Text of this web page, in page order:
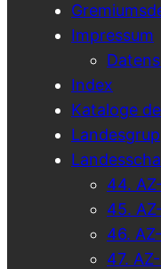
Impressum
Index
Kataloge
44.
45.
46.
47.